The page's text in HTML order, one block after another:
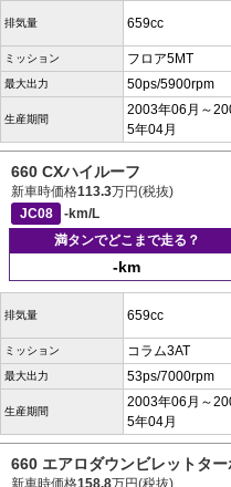
排気量 659cc
ミッション フロア5MT
最大出力 50ps/5900rpm
生産期間
2003年06月～
5年04月
660 CXハイルーフ
新車時価格113.3万円(税抜)
JC08
-km/L
満タンでどこまで走る？
-km
排気量 659cc
ミッション コラム3AT
最大出力 53ps/7000rpm
生産期間
2003年06月～
5年04月
660 エアロダウンビレットタ